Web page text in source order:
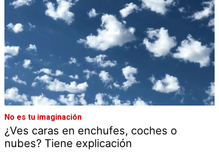
No es tu imaginación
¿Ves caras en enchufes, coches o
nubes? Tiene explicación